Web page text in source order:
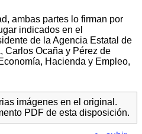
ambas partes lo firman por
indicados en el
de la Agencia Estatal de
Carlos Ocaña y Pérez de
Hacienda y Empleo,
imágenes en el original.
PDF de esta disposición.